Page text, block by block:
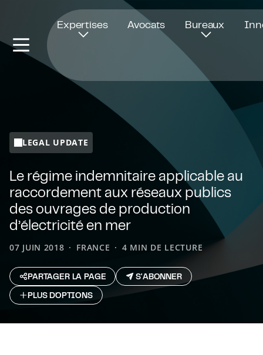
Expertises Avocats Bureaux
LEGAL UPDATE
Le régime indemnitaire applicable au
raccordement aux réseaux publics
des ouvrages de production
d’électricité en mer
07 JUIN 2018 FRANCE 4 MIN DE LECTURE
PARTAGER LA PAGE
S'ABONNER
PLUS D`OPTIONS
Ouvre dans une nouvelle fenêtre